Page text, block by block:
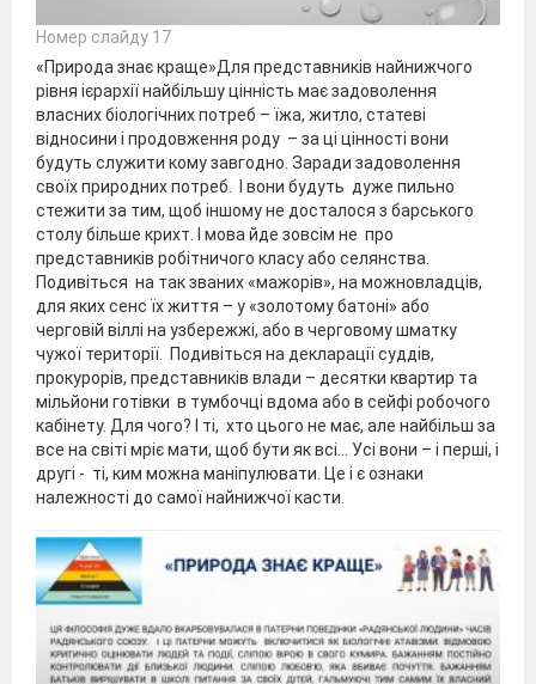
Номер слайду 17
«Природа знає краще»Для представників найнижчого
рівня ієрархії найбільшу цінність має задоволення
власних біологічних потреб – їжа, житло, статеві
відносини і продовження роду – за ці цінності вони
будуть служити кому завгодно. Заради задоволення
своїх природних потреб. І вони будуть дуже пильно
стежити за тим, щоб іншому не досталося з барського
столу більше крихт. І мова йде зовсім не про
представників робітничого класу або селянства.
Подивіться на так званих «мажорів», на можновладців,
для яких сенс їх життя – у «золотому батоні» або
черговій віллі на узбережжі, або в черговому шматку
чужої території. Подивіться на декларації суддів,
прокурорів, представників влади – десятки квартир та
мільйони готівки в тумбочці вдома або в сейфі робочого
кабінету. Для чого? І ті, хто цього не має, але найбільш за
все на світі мріє мати, щоб бути як всі… Усі вони – і перші, і
другі - ті, ким можна маніпулювати. Це і є ознаки
належності до самої найнижчої касти.